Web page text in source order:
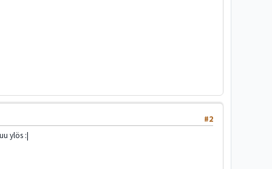
#2
ylös :|